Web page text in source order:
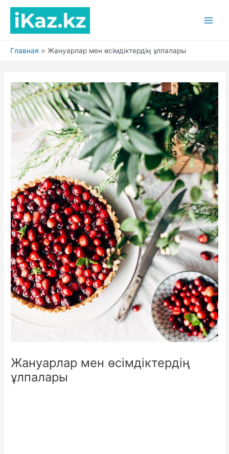
содержимому
Главная Жануарлар мен өсімдіктердің ұлпалары
Жануарлар мен өсімдіктердің
ұлпалары